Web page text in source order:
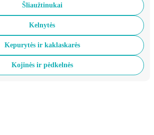
Šliaužtinukai
Kelnytės
Kepurytės ir kaklaskarės
Kojinės ir pėdkelnės